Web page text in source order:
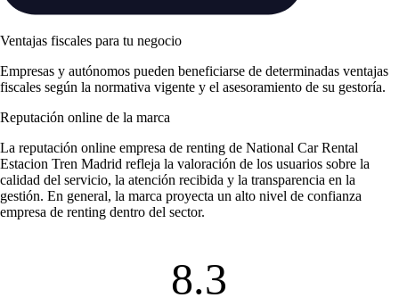
Ventajas fiscales para tu negocio
Empresas y autónomos pueden beneficiarse de determinadas ventajas
fiscales según la normativa vigente y el asesoramiento de su gestoría.
Reputación online de la marca
La reputación online empresa de renting de National Car Rental
Estacion Tren Madrid refleja la valoración de los usuarios sobre la
calidad del servicio, la atención recibida y la transparencia en la
gestión. En general, la marca proyecta un alto nivel de confianza
empresa de renting dentro del sector.
8.3